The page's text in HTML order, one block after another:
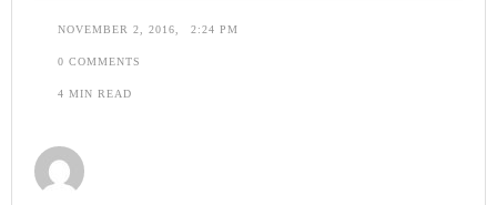
NOVEMBER 2, 2016, 2:24 PM
0 COMMENTS
4 MIN READ